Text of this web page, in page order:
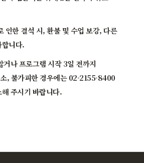
인한 결석 시, 환불 및 수업 보강, 다른
니다.
거나 프로그램 시작 3일 전까지
, 불가피한 경우에는 02-2155-8400
주시기 바랍니다.